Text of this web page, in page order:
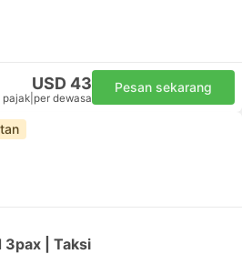
USD 43
pajak per dewasa
Pesan sekarang
3pax | Taksi